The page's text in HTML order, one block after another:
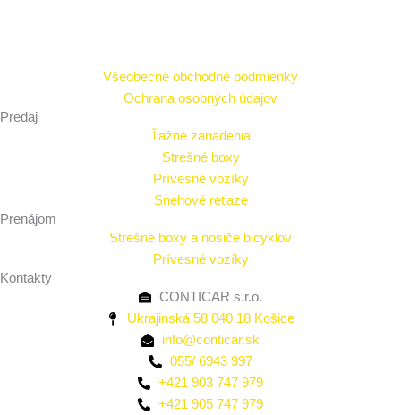
Všeobecné obchodné podmienky
Ochrana osobných údajov
Predaj
Ťažné zariadenia
Strešné boxy
Prívesné vozíky
Snehové reťaze
Prenájom
Strešné boxy a nosiče bicyklov
Prívesné vozíky
Kontakty
CONTICAR s.r.o.
Ukrajinská 58 040 18 Košice
info@conticar.sk
055/ 6943 997
+421 903 747 979
+421 905 747 979